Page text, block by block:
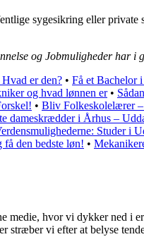
sygesikring eller
og Jobmuligheder har i
er den? • Få et Bachelor
og hvad lønnen er•
• Bliv Folkeskolelærer –
dameskrædder i Århus –
Studer i
få den bedste løn! •
medie, hvor vi dykker ned i
stræber vi efter at belyse